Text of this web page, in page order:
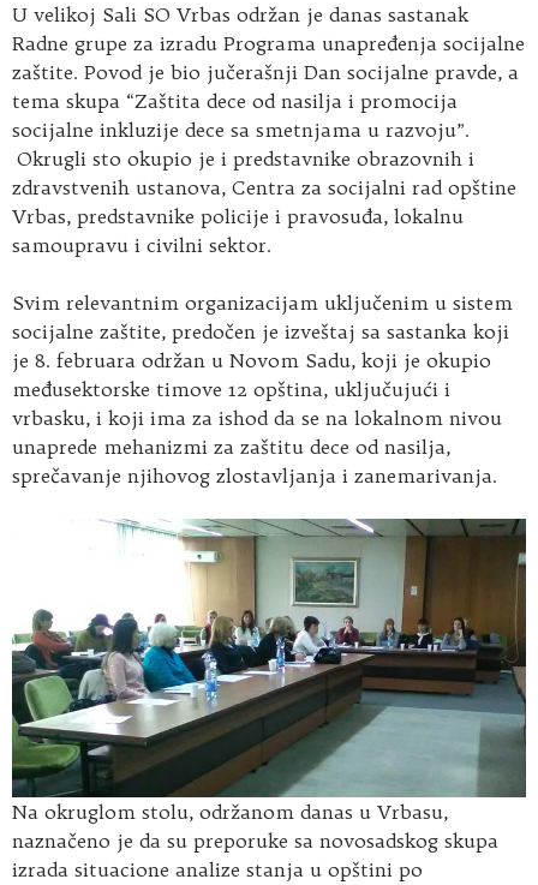
U velikoj Sali SO Vrbas održan je danas sastanak
Radne grupe za izradu Programa unapređenja socijalne
zaštite. Povod je bio jučerašnji Dan socijalne pravde, a
tema skupa “Zaštita dece od nasilja i promocija
socijalne inkluzije dece sa smetnjama u razvoju”.
Okrugli sto okupio je i predstavnike obrazovnih i
zdravstvenih ustanova, Centra za socijalni rad opštine
Vrbas, predstavnike policije i pravosuđa, lokalnu
samoupravu i civilni sektor.
Svim relevantnim organizacijam uključenim u sistem
socijalne zaštite, predočen je izveštaj sa sastanka koji
je 8. februara održan u Novom Sadu, koji je okupio
međusektorske timove 12 opština, uključujući i
vrbasku, i koji ima za ishod da se na lokalnom nivou
unaprede mehanizmi za zaštitu dece od nasilja,
sprečavanje njihovog zlostavljanja i zanemarivanja.
Na okruglom stolu, održanom danas u Vrbasu,
naznačeno je da su preporuke sa novosadskog skupa
izrada situacione analize stanja u opštini po